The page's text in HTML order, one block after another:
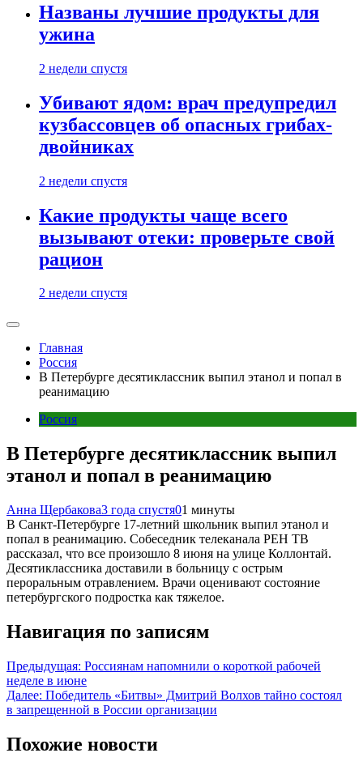
Названы лучшие продукты для
ужина
2 недели спустя
Убивают ядом: врач предупредил
кузбассовцев об опасных грибах-
двойниках
2 недели спустя
Какие продукты чаще всего
вызывают отеки: проверьте свой
рацион
2 недели спустя
Главная
Россия
В Петербурге десятиклассник выпил этанол и попал в
реанимацию
Россия
В Петербурге десятиклассник выпил
этанол и попал в реанимацию
Анна Щербакова3 года спустя01 минуты
В Санкт-Петербурге 17-летний школьник выпил этанол и
попал в реанимацию. Собеседник телеканала РЕН ТВ
рассказал, что все произошло 8 июня на улице Коллонтай.
Десятиклассника доставили в больницу с острым
пероральным отравлением. Врачи оценивают состояние
петербургского подростка как тяжелое.
Навигация по записям
Предыдущая: Россиянам напомнили о короткой рабочей
неделе в июне
Далее: Победитель «Битвы» Дмитрий Волхов тайно состоял
в запрещенной в России организации
Похожие новости